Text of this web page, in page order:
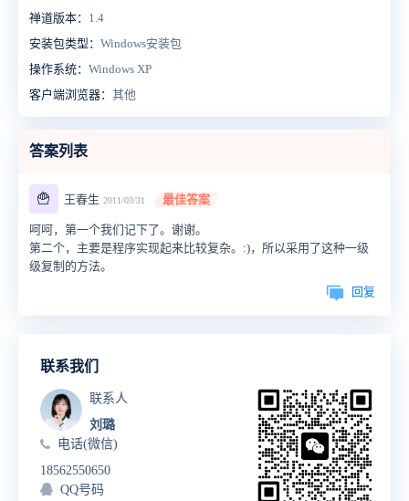
禅道版本： 1.4
安装包类型： Windows安装包
操作系统： Windows XP
客户端浏览器： 其他
答案列表
🍟 王春生 2011/03/31 最佳答案
呵呵，第一个我们记下了。谢谢。
第二个，主要是程序实现起来比较复杂。:)，所以采用了这种一级
级复制的方法。
回复
联系我们
联系人
刘璐
电话(微信)
18562550650
QQ号码